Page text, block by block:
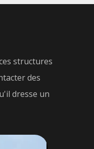
structures
des
dresse un